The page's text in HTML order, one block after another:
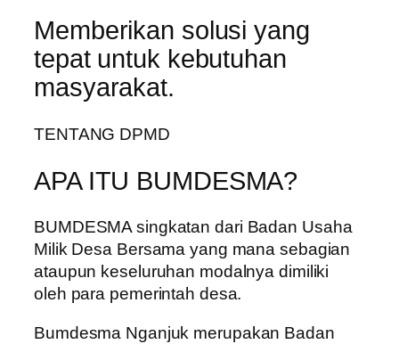
Memberikan solusi yang
tepat untuk kebutuhan
masyarakat.
TENTANG DPMD
APA ITU BUMDESMA?
BUMDESMA singkatan dari Badan Usaha
Milik Desa Bersama yang mana sebagian
ataupun keseluruhan modalnya dimiliki
oleh para pemerintah desa.
Bumdesma Nganjuk merupakan Badan